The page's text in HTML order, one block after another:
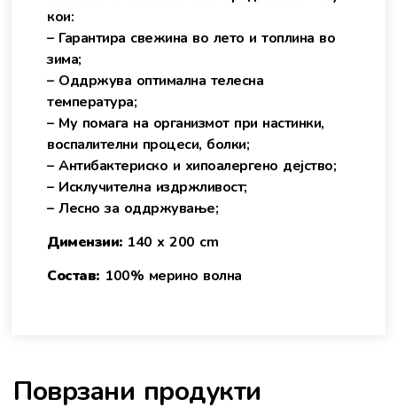
кои:
– Гарантира свежина во лето и топлина во
зима;
– Оддржува оптимална телесна
температура;
– Му помага на организмот при настинки,
воспалителни процеси, болки;
– Антибактериско и хипоалергено дејство;
– Исклучителна издржливост;
– Лесно за оддржување;
Димензии:140 х 200 cm
Состав: 100% мерино волна
Поврзани продукти